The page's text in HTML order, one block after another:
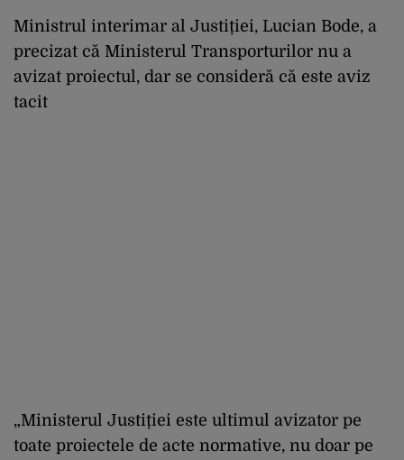
Ministrul interimar al Justiției, Lucian Bode, a
precizat că Ministerul Transporturilor nu a
avizat proiectul, dar se consideră că este aviz
tacit
„Ministerul Justiției este ultimul avizator pe
toate proiectele de acte normative, nu doar pe